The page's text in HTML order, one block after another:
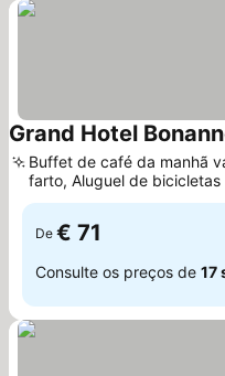
Grand Hotel
Buffet de café da manhã
farto, Aluguel de bicicletas
explorar a cidade
De € 71
Consulte os preços de 17